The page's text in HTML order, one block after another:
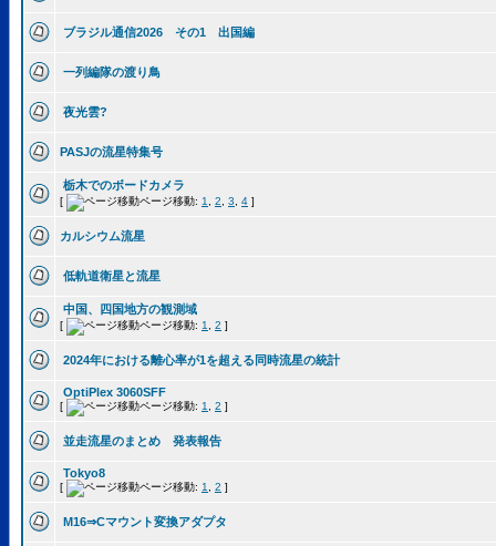
ブラジル通信2026 その1 出国編
一列編隊の渡り鳥
夜光雲?
PASJの流星特集号
栃木でのボードカメラ
[ ページ移動: 1 2 3 4 ]
カルシウム流星
低軌道衛星と流星
中国、四国地方の観測域
[ ページ移動: 1 2 ]
2024年における離心率が1を超える同時流星の統計
OptiPlex 3060SFF
[ ページ移動: 1 2 ]
並走流星のまとめ 発表報告
Tokyo8
[ ページ移動: 1 2 ]
M16⇒Cマウント変換アダプタ